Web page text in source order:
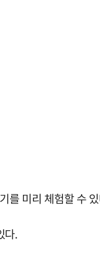
를 미리 체험할 수
다.